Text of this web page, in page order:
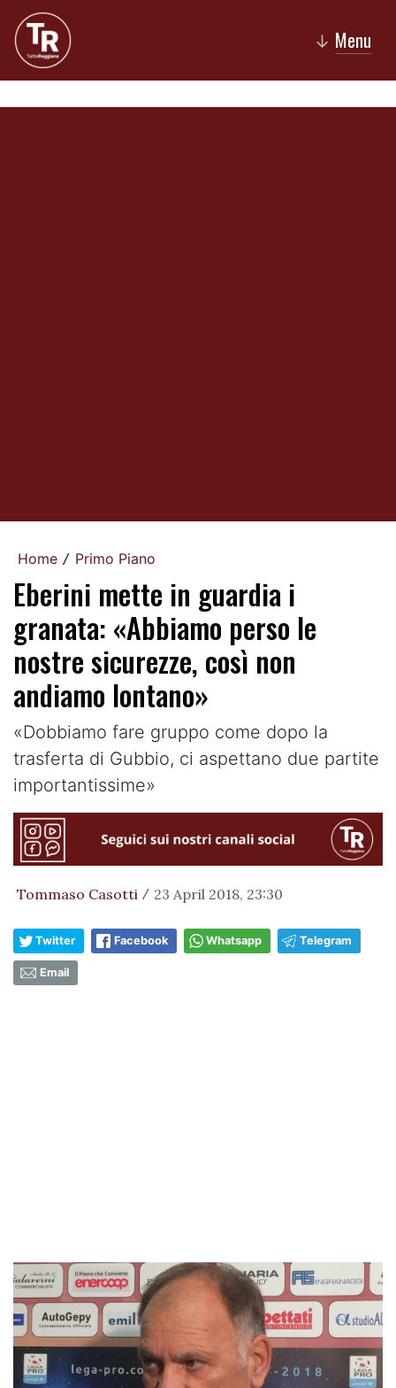
↓ Menu
Home / Primo Piano
Eberini mette in guardia i
granata: «Abbiamo perso le
nostre sicurezze, così non
andiamo lontano»
«Dobbiamo fare gruppo come dopo la
trasferta di Gubbio, ci aspettano due partite
importantissime»
Tommaso Casotti / 23 April 2018, 23:30
Twitter Facebook Whatsapp Telegram
Email